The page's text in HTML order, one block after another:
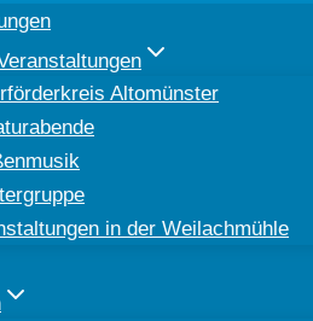
Altomünster
in der Weilachmühle